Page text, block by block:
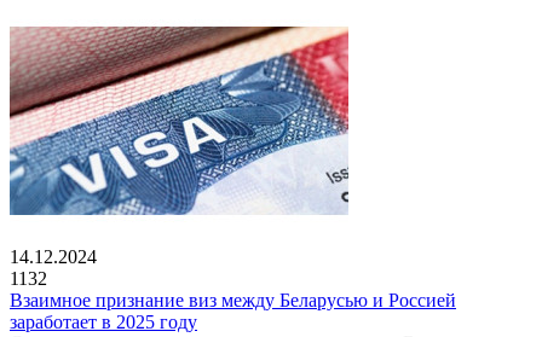
14.12.2024
1132
Взаимное признание виз между Беларусью и Россией
заработает в 2025 году